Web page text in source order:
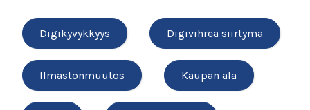
Digikyvykkyys Digivihreä siirtymä
Ilmastonmuutos Kaupan ala